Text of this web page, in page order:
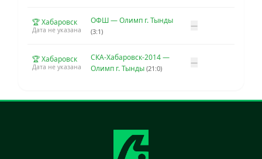
🏆 Хабаровск
Дата не указана
ОФШ — Олимп г. Тынды
(3:1)
—
🏆 Хабаровск
Дата не указана
СКА-Хабаровск-2014 —
Олимп г. Тынды (21:0)
—